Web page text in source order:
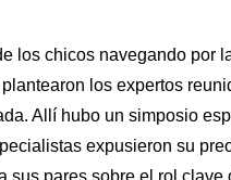
los chicos navegando por
los expertos
Allí hubo un simposio
expusieron su
sus pares sobre el rol